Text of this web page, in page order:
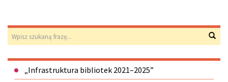
Wyszukiwarka
Menu„Infrastruktura bibliotek 2021–2025”